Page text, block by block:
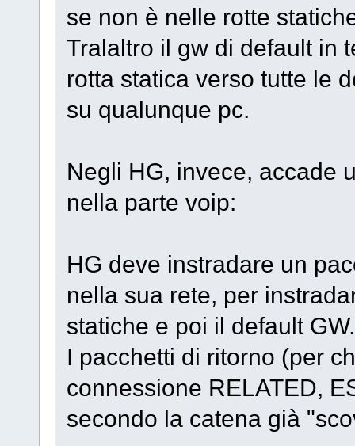
se non è nelle rotte
Tralaltro il gw di default in
rotta statica verso tutte le
su qualunque pc.
Negli HG, invece, accade
nella parte voip:
HG deve instradare un
nella sua rete, per
statiche e poi il default GW.
I pacchetti di ritorno (per
connessione RELATED,
secondo la catena già